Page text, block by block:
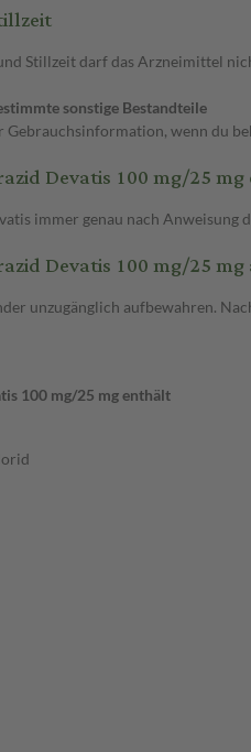
Stillzeit darf das Arzneimittel
sonstige Bestandteile
Gebrauchsinformation, wenn du
Devatis 100 mg/25
immer genau nach
Devatis 100 mg/25
unzugänglich aufbewahren.
100 mg/25 mg enthält